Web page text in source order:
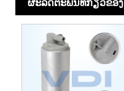
ຜະ​ລິດ​ຕະ​ພັນ​ທີ່​ກ່ຽວ​ຂ້ອງ